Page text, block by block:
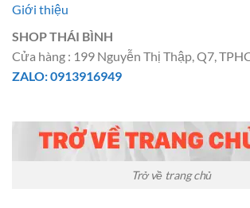
Giới thiệu
SHOP THÁI BÌNH
Cửa hàng : 199 Nguyễn Thị Thập, Q7,
ZALO: 0913916949
Trở về trang chủ